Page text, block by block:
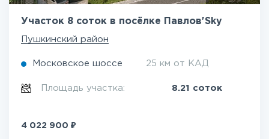
Участок 8 соток в посёлке Павлов'Sky
Пушкинский район
Московское шоссе 25 км от КАД
Площадь участка: 8.21 соток
4 022 900 ₽